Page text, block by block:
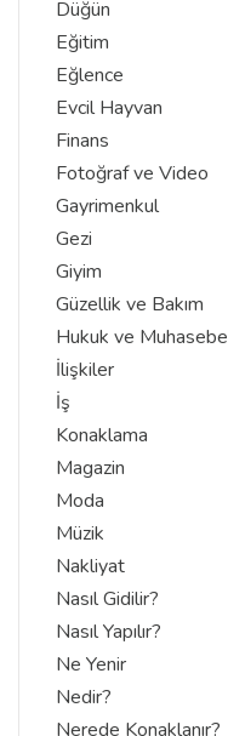
Düğün
Eğitim
Eğlence
Evcil Hayvan
Finans
Fotoğraf ve Video
Gayrimenkul
Gezi
Giyim
Güzellik ve Bakım
Hukuk ve Muhasebe
İlişkiler
İş
Konaklama
Magazin
Moda
Müzik
Nakliyat
Nasıl Gidilir?
Nasıl Yapılır?
Ne Yenir
Nedir?
Nerede Konaklanır?